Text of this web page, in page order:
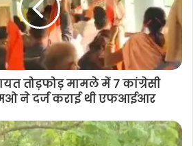
तोड़फोड़ मामले में 7 कांग्रेसी
ने दर्ज कराई थी एफआईआर